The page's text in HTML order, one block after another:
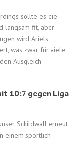
sollte es die
langsam fit, aber
wird Ariels
was zwar für viele
Ausgleich
10:7 gegen Liga
Schildwall erneut
einem sportlich